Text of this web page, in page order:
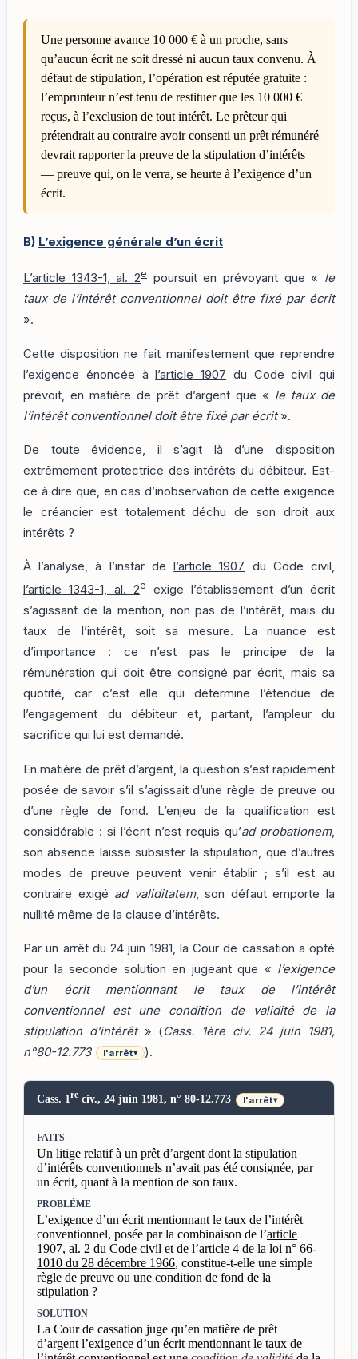
Une personne avance 10 000 € à un proche, sans
qu’aucun écrit ne soit dressé ni aucun taux convenu. À
défaut de stipulation, l’opération est réputée gratuite :
l’emprunteur n’est tenu de restituer que les 10 000 €
reçus, à l’exclusion de tout intérêt. Le prêteur qui
prétendrait au contraire avoir consenti un prêt rémunéré
devrait rapporter la preuve de la stipulation d’intérêts
— preuve qui, on le verra, se heurte à l’exigence d’un
écrit.
B) L’exigence générale d’un écrit
L’article 1343-1, al. 2e poursuit en prévoyant que « le
taux de l’intérêt conventionnel doit être fixé par écrit
».
Cette disposition ne fait manifestement que reprendre
l’exigence énoncée àl’article 1907 du Code civil qui
prévoit, en matière de prêt d’argent que « le taux de
l’intérêt conventionnel doit être fixé par écrit».
De toute évidence, il s’agit là d’une disposition
extrêmement protectrice des intérêts du débiteur. Est-
ce à dire que, en cas d’inobservation de cette exigence
le créancier est totalement déchu de son droit aux
intérêts ?
À l’analyse, à l’instar de l’article 1907 du Code civil,
l’article 1343-1, al. 2e
exige l’établissement d’un écrit
s’agissant de la mention, non pas de l’intérêt, mais du
taux de l’intérêt, soit sa mesure. La nuance est
d’importance : ce n’est pas le principe de la
rémunération qui doit être consigné par écrit, mais sa
quotité, car c’est elle qui détermine l’étendue de
l’engagement du débiteur et, partant, l’ampleur du
sacrifice qui lui est demandé.
En matière de prêt d’argent, la question s’est rapidement
posée de savoir s’il s’agissait d’une règle de preuve ou
d’une règle de fond. L’enjeu de la qualification est
considérable : si l’écrit n’est requis qu’ad probationem,
son absence laisse subsister la stipulation, que d’autres
modes de preuve peuvent venir établir ; s’il est au
contraire exigé ad validitatem, son défaut emporte la
nullité même de la clause d’intérêts.
Par un arrêt du 24 juin 1981, la Cour de cassation a opté
pour la seconde solution en jugeant que « l’exigence
d’un écrit mentionnant le taux de l’intérêt
conventionnel est une condition de validité de la
stipulation d’intérêt» (Cass. 1ère civ. 24 juin 1981,
n°80-12.773
l'arrêt▾ ).
Cass. 1re civ., 24 juin 1981, n° 80-12.773 l'arrêt▾
FAITS
Un litige relatif à un prêt d’argent dont la stipulation
d’intérêts conventionnels n’avait pas été consignée, par
un écrit, quant à la mention de son taux.
PROBLÈME
L’exigence d’un écrit mentionnant le taux de l’intérêt
conventionnel, posée par la combinaison de l’article
1907, al. 2 du Code civil et de l’article 4 de la loi n° 66-
1010 du 28 décembre 1966, constitue-t-elle une simple
règle de preuve ou une condition de fond de la
stipulation ?
SOLUTION
La Cour de cassation juge qu’en matière de prêt
d’argent l’exigence d’un écrit mentionnant le taux de